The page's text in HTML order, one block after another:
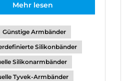
Mehr lesen
Günstige Armbänder
Silikonbänder
Silikonarmbänder
Tyvek-Armbänder